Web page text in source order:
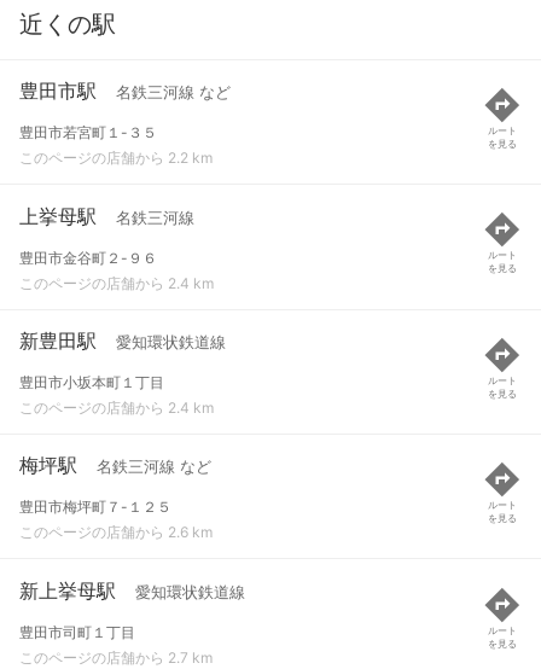
近くの駅
豊田市駅 名鉄三河線 など
豊田市若宮町１-３５
このページの店舗から 2.2 km
ルート
を見る
上挙母駅 名鉄三河線
豊田市金谷町２-９６
このページの店舗から 2.4 km
ルート
を見る
新豊田駅 愛知環状鉄道線
豊田市小坂本町１丁目
このページの店舗から 2.4 km
ルート
を見る
梅坪駅 名鉄三河線 など
豊田市梅坪町７-１２５
このページの店舗から 2.6 km
ルート
を見る
新上挙母駅 愛知環状鉄道線
豊田市司町１丁目
このページの店舗から 2.7 km
ルート
を見る